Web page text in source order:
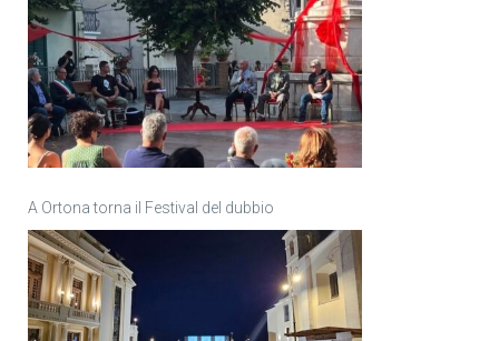
A Ortona torna il Festival del dubbio